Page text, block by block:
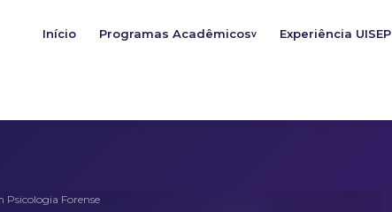
Início Programas Acadêmicosv Experiência UISEP
Psicologia Forense